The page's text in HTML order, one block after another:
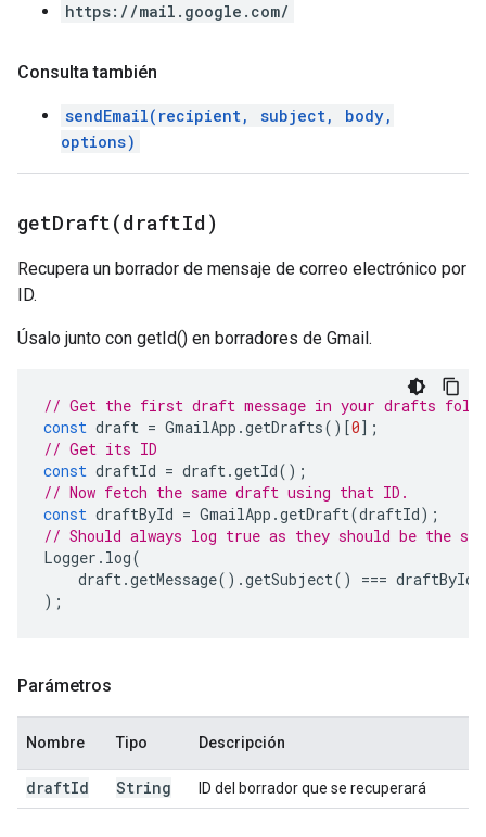
https://mail.google.com/
Consulta también
sendEmail(recipient, subject, body,
options)
getDraft(draftId)
Recupera un borrador de mensaje de correo electrónico por
ID.
Úsalo junto con getId() en borradores de Gmail.
// Get the first draft message in your drafts
const draft = GmailApp .getDrafts()[0];
// Get its ID
const draftId = draft.getId();
// Now fetch the same draft using that ID.
const draftById = GmailApp .getDraft(draftId);
// Should always log true as they should be the
Logger . log(
draft.getMessage().getSubject() === draftById
);
Parámetros
Nombre Tipo Descripción
draftId String ID del borrador que se recuperará